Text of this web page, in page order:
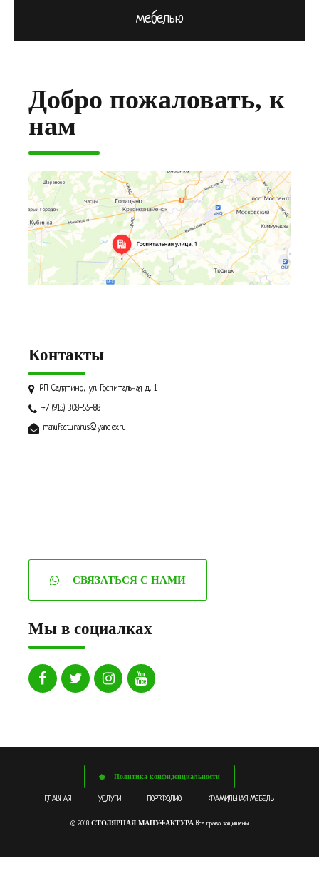
мебелью
Добро пожаловать, к
нам
Контакты
РП Селятино, ул. Госпитальная д. 1
+7 (915) 308-55-88
manufacturarus@yandex.ru
СВЯЗАТЬСЯ С НАМИ
Мы в социалках
Политика конфиденциальности
ГЛАВНАЯ УСЛУГИ ПОРТФОЛИО ФАМИЛЬНАЯ МЕБЕЛЬ
© 2018 СТОЛЯРНАЯ МАНУФАКТУРАВсе права защищены.